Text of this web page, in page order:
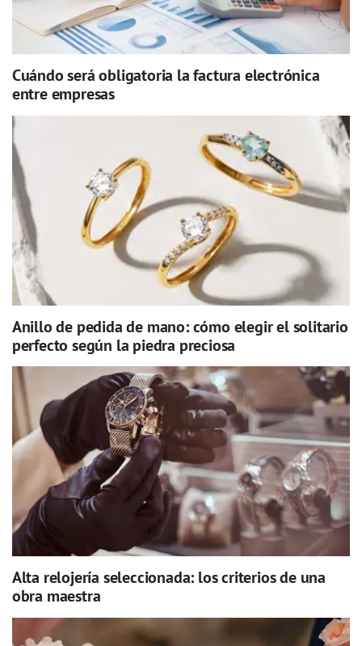
Cuándo será obligatoria la factura electrónica
entre empresas
Anillo de pedida de mano: cómo elegir el solitario
perfecto según la piedra preciosa
Alta relojería seleccionada: los criterios de una
obra maestra